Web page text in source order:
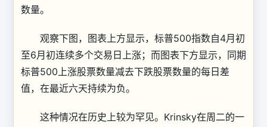
数量。
观察下图，图表上方显示，标普500指数自4月初
至6月初连续多个交易日上涨；而图表下方显示，同期
标普500上涨股票数量减去下跌股票数量的每日差
值，在最近六天持续为负。
这种情况在历史上较为罕见。Krinsky在周二的一